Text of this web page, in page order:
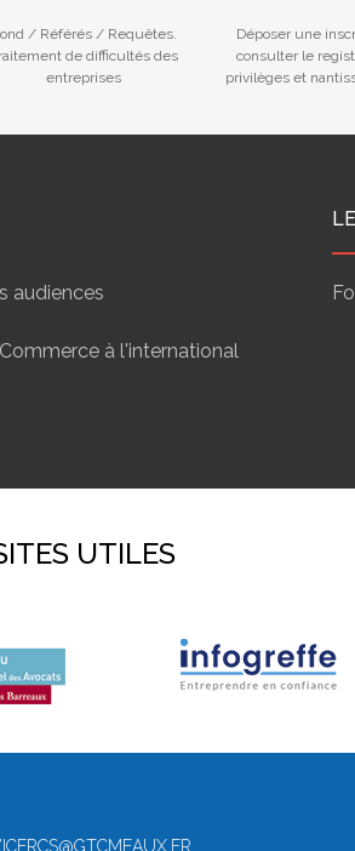
/ Référés / Requêtes.
de difficultés des
entreprises
Déposer une
consulter le
privilèges et
audiences
à l'international
UTILES